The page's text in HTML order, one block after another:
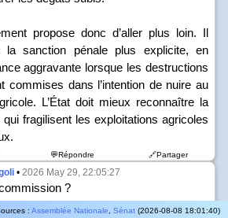
propose donc d’aller plus loin. Il
la sanction pénale plus explicite, en
aggravante lorsque les destructions
commises dans l’intention de nuire au
L’État doit mieux reconnaître la
fragilisent les exploitations agricoles
💬Répondre 🔗Partager
• 2026 May 29, 22:05:27
?
💬Répondre
: Assemblée Nationale Sénat (2026-08-08 18:01:40)